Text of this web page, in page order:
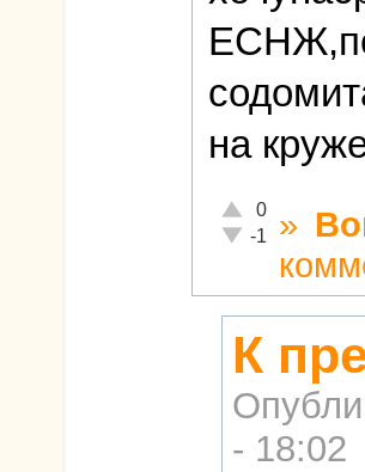
на
Отлично!
0
Неадекватно!
-1 »
К
- 18:02